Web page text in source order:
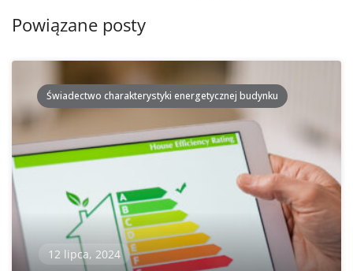
Powiązane posty
Świadectwo charakterystyki energetycznej budynku
12 lipca, 2024